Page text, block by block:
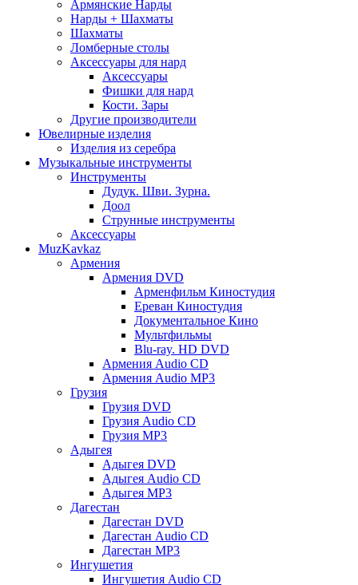
Армянские Нарды
Нарды + Шахматы
Шахматы
Ломберные столы
Аксессуары для нард
Аксессуары
Фишки для нард
Кости. Зары
Другие производители
Ювелирные изделия
Изделия из серебра
Музыкальные инструменты
Инструменты
Дудук. Шви. Зурна.
Доол
Струнные инструменты
Аксессуары
MuzKavkaz
Армения
Армения DVD
Арменфильм Киностудия
Ереван Киностудия
Документальное Кино
Мультфильмы
Blu-ray. HD DVD
Армения Audio CD
Армения Audio MP3
Грузия
Грузия DVD
Грузия Audio CD
Грузия MP3
Адыгея
Адыгея DVD
Адыгея Audio CD
Адыгея MP3
Дагестан
Дагестан DVD
Дагестан Audio CD
Дагестан MP3
Ингушетия
Ингушетия Audio CD